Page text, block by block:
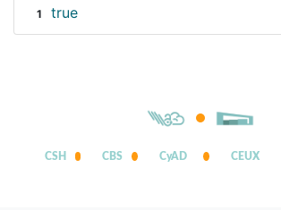
1 true
CSH CBS CyAD CEUX